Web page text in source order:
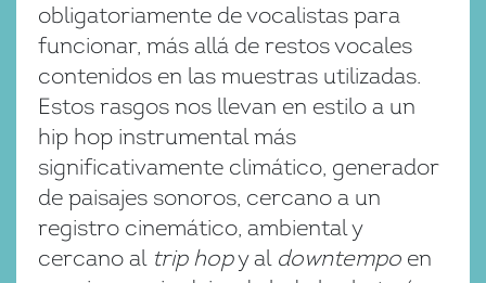
obligatoriamente de vocalistas para
funcionar, más allá de restos vocales
contenidos en las muestras utilizadas.
Estos rasgos nos llevan en estilo a un
hip hop instrumental más
significativamente climático, generador
de paisajes sonoros, cercano a un
registro cinemático, ambiental y
cercano al trip hopy al downtempo en